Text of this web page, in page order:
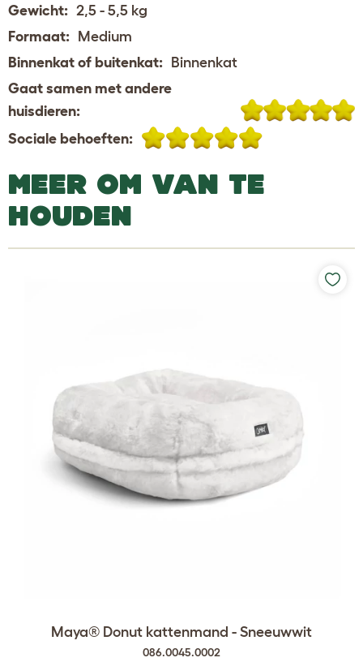
Gewicht: 2,5 - 5,5 kg
Formaat: Medium
Binnenkat of buitenkat: Binnenkat
Gaat samen met andere
huisdieren:
Sociale behoeften:
MEER OM VAN TE
HOUDEN
Maya® Donut kattenmand - Sneeuwwit
086.0045.0002